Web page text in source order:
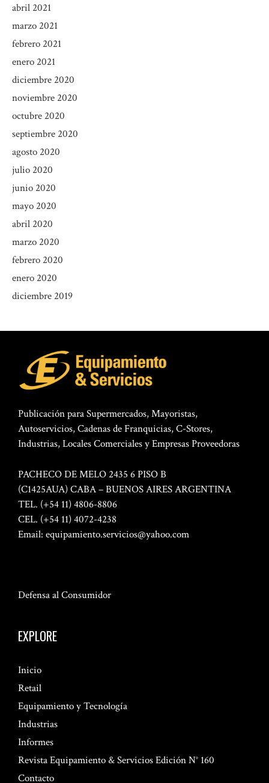
abril 2021
marzo 2021
febrero 2021
enero 2021
diciembre 2020
noviembre 2020
octubre 2020
septiembre 2020
agosto 2020
julio 2020
junio 2020
mayo 2020
abril 2020
marzo 2020
febrero 2020
enero 2020
diciembre 2019
Publicación para Supermercados, Mayoristas,
Autoservicios, Cadenas de Franquicias, C-Stores,
Industrias, Locales Comerciales y Empresas Proveedoras
PACHECO DE MELO 2435 6 PISO B
(C1425AUA) CABA – BUENOS AIRES ARGENTINA
TEL. (+54 11) 4806-8806
CEL. (+54 11) 4072-4238
Email: equipamiento.servicios@yahoo.com
Defensa al Consumidor
EXPLORE
Inicio
Retail
Equipamiento y Tecnología
Industrias
Informes
Revista Equipamiento & Servicios Edición N° 160
Contacto